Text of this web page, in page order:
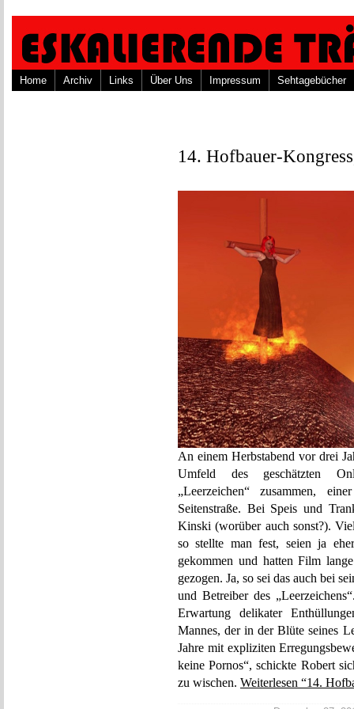
Home Archiv Links Über Uns Impressum Sehtagebücher
14. Hofbauer-
An einem Herbstabend vor drei
Umfeld des geschätzten
„Leerzeichen“ zusammen,
Seitenstraße. Bei Speis und
Kinski (worüber auch sonst?).
so stellte man fest, seien ja
gekommen und hatten Film
gezogen. Ja, so sei das auch bei
und Betreiber des
Erwartung delikater
Mannes, der in der Blüte seines
Jahre mit expliziten
keine Pornos“, schickte Robert
zu wischen. Weiterlesen “14.